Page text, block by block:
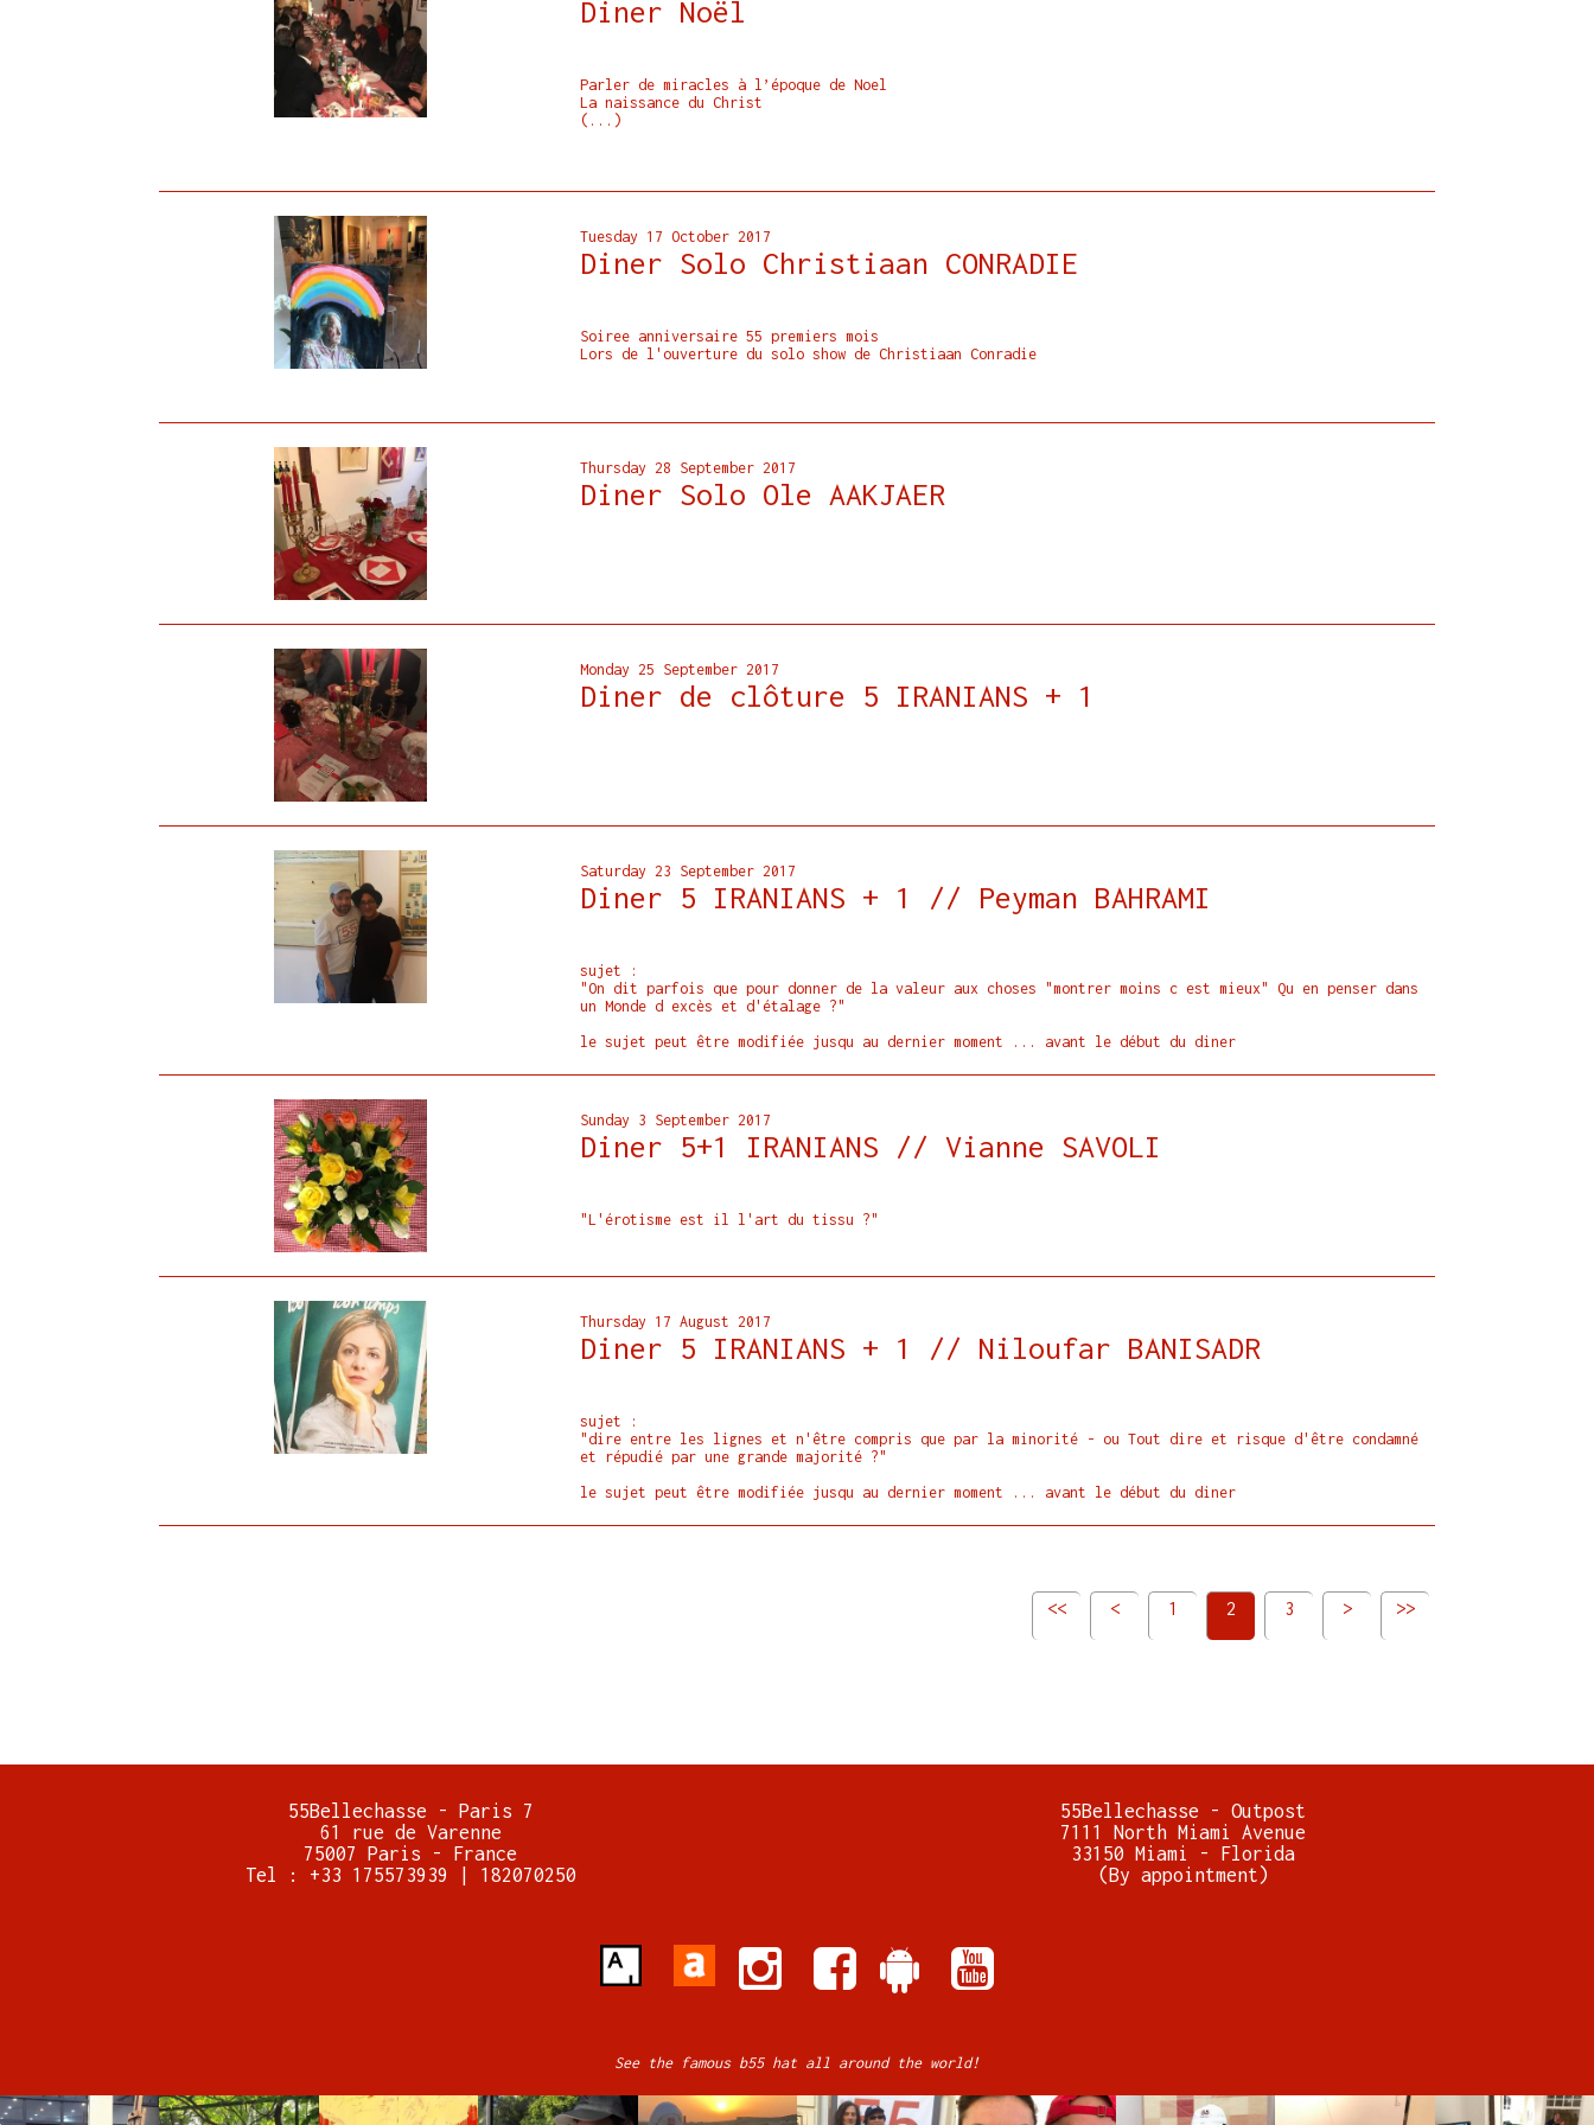
Diner Noël
Parler de miracles à l’époque de Noel
La naissance du Christ
(...)
Tuesday 17 October 2017
Diner Solo Christiaan CONRADIE
Soiree anniversaire 55 premiers mois
Lors de l'ouverture du solo show de Christiaan Conradie
Thursday 28 September 2017
Diner Solo Ole AAKJAER
Monday 25 September 2017
Diner de clôture 5 IRANIANS + 1
Saturday 23 September 2017
Diner 5 IRANIANS + 1 // Peyman BAHRAMI
sujet :
"On dit parfois que pour donner de la valeur aux choses "montrer moins c est mieux" Qu en penser dans
un Monde d excès et d'étalage ?"
le sujet peut être modifiée jusqu au dernier moment ... avant le début du diner
Sunday 3 September 2017
Diner 5+1 IRANIANS // Vianne SAVOLI
"L'érotisme est il l'art du tissu ?"
Thursday 17 August 2017
Diner 5 IRANIANS + 1 // Niloufar BANISADR
sujet :
"dire entre les lignes et n'être compris que par la minorité - ou Tout dire et risque d'être condamné
et répudié par une grande majorité ?"
le sujet peut être modifiée jusqu au dernier moment ... avant le début du diner
>>
>
3
2
1
<
<<
55Bellechasse - Paris 7
61 rue de Varenne
75007 Paris - France
Tel : +33 175573939 | 182070250
55Bellechasse - Outpost
7111 North Miami Avenue
33150 Miami - Florida
(By appointment)
See the famous b55 hat all around the world!